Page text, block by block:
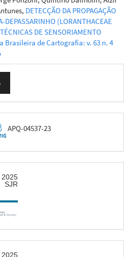
DETECÇÃO DA PROPAGAÇÃO
DEPASSARINHO (LORANTHACEAE
DE SENSORIAMENTO
Brasileira de Cartografia: v. 63 n. 4
APQ-04537-23
2025
SJR
2025